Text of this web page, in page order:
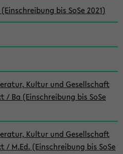
bis SoSe 2021)
Kultur und Gesellschaft
/ Ba (Einschreibung bis SoSe
Kultur und Gesellschaft
M.Ed. (Einschreibung bis SoSe